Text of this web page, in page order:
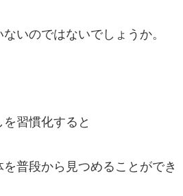
いのではないでしょうか。
を習慣化すると
を普段から見つめることができ